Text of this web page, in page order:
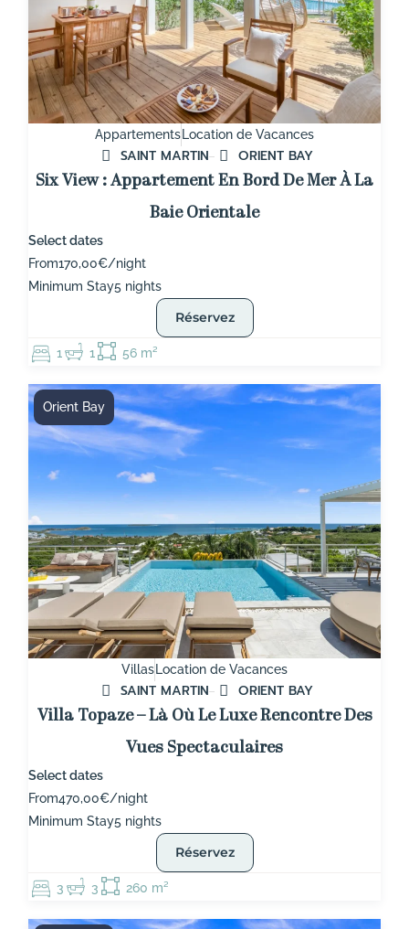
Appartements Location de Vacances
SAINT MARTIN
ORIENT BAY
Six View : Appartement En Bord De Mer À La
Baie Orientale
Select dates
From170,00€/night
Minimum Stay5 nights
Réservez
1 1 56 m²
Villas Location de Vacances
SAINT MARTIN
ORIENT BAY
Villa Topaze – Là Où Le Luxe Rencontre Des
Vues Spectaculaires
Select dates
From470,00€/night
Minimum Stay5 nights
Réservez
3 3 260 m²
Orient Bay